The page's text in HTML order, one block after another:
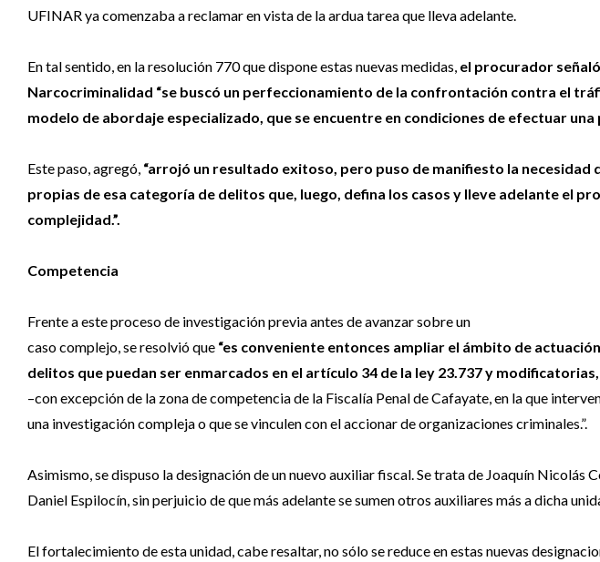
UFINAR ya comenzaba a reclamar en vista de la ardua tarea que lleva adelante.
En tal sentido, en la resolución 770 que dispone estas nuevas medidas, el procurador
Narcocriminalidad “se buscó un perfeccionamiento de la confrontación contra el
modelo de abordaje especializado, que se encuentre en condiciones de efectuar una
Este paso, agregó, “arrojó un resultado exitoso, pero puso de manifiesto la
propias de esa categoría de delitos que, luego, defina los casos y lleve adelante el
complejidad.”.
Competencia
Frente a este proceso de investigación previa antes de avanzar sobre un
caso complejo, se resolvió que “es conveniente entonces ampliar el ámbito de
delitos que puedan ser enmarcados en el artículo 34 de la ley 23.737 y modificatorias,
–con excepción de la zona de competencia de la Fiscalía Penal de Cafayate, en la que
una investigación compleja o que se vinculen con el accionar de organizaciones criminales.”.
Asimismo, se dispuso la designación de un nuevo auxiliar fiscal. Se trata de Joaquín Nicolás
Daniel Espilocín, sin perjuicio de que más adelante se sumen otros auxiliares más a dicha
El fortalecimiento de esta unidad, cabe resaltar, no sólo se reduce en estas nuevas